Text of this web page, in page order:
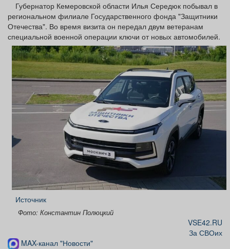
Товары Поздравления Погода
ТВ программа Я - пенсионер
Губернатор Кемеровской области Илья Середюк побывал в
региональном филиале Государственного фонда "Защитники
Отечества". Во время визита он передал двум ветеранам
специальной военной операции ключи от новых автомобилей.
Источник
Фото: Константин Полюцкий
VSE42.RU
За СВОих
MAX-канал "Новости"